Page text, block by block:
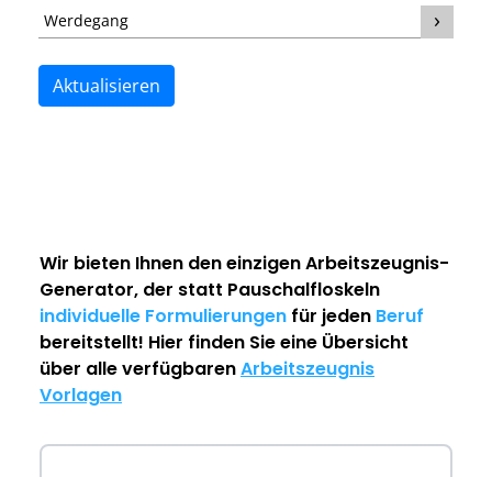
Werdegang
Aktualisieren
Wir bieten Ihnen den einzigenArbeitszeugnis-
Generator, der statt Pauschalfloskeln
individuelle Formulierungen für jeden Beruf
bereitstellt! Hier finden Sie eine Übersicht
über alle verfügbarenArbeitszeugnis
Vorlagen